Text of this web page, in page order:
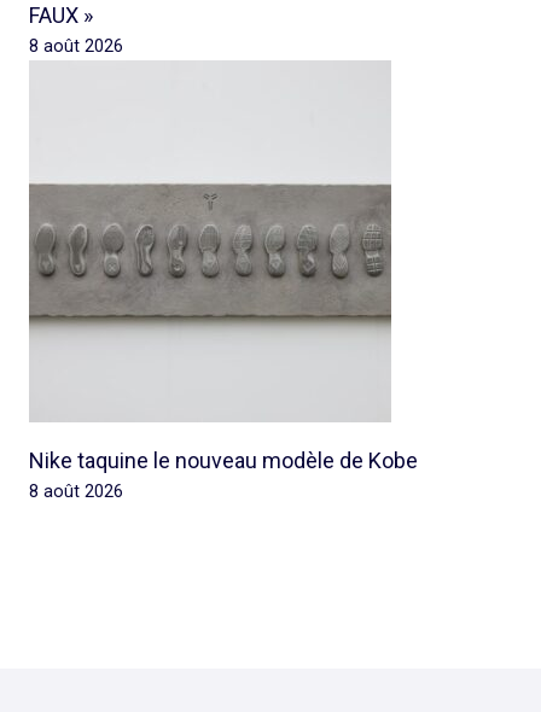
FAUX »
8 août 2026
Nike taquine le nouveau modèle de Kobe
8 août 2026